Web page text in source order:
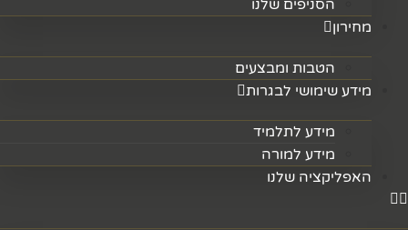
הסניפים שלנו
מחירון
הטבות ומבצעים
מידע שימושי לבגרות
מידע לתלמיד
מידע למורה
האפליקציה שלנו